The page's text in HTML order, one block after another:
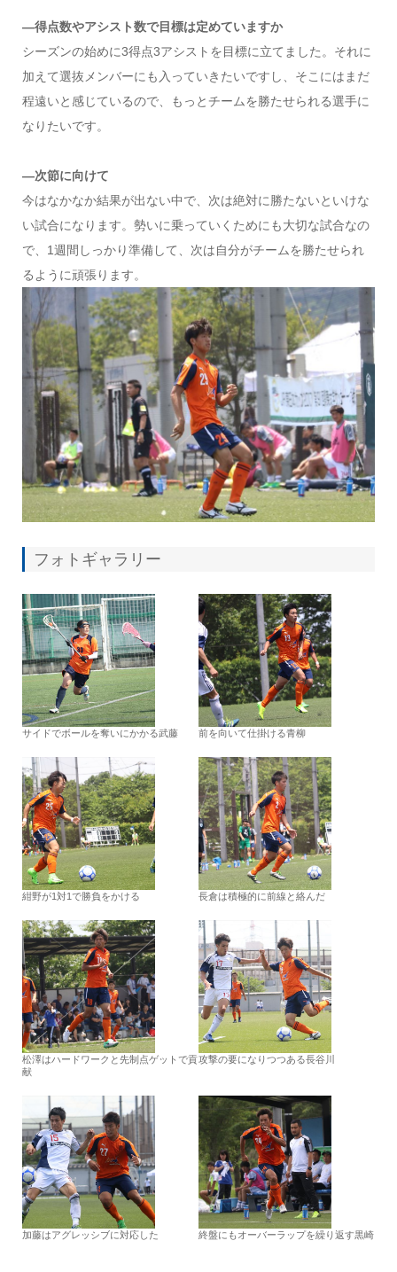
―得点数やアシスト数で目標は定めていますか
シーズンの始めに3得点3アシストを目標に立てました。それに
加えて選抜メンバーにも入っていきたいですし、そこにはまだ
程遠いと感じているので、もっとチームを勝たせられる選手に
なりたいです。
―次節に向けて
今はなかなか結果が出ない中で、次は絶対に勝たないといけな
い試合になります。勢いに乗っていくためにも大切な試合なの
で、1週間しっかり準備して、次は自分がチームを勝たせられ
るように頑張ります。
フォトギャラリー
サイドでボールを奪いにかかる武藤 前を向いて仕掛ける青柳
紺野が1対1で勝負をかける 長倉は積極的に前線と絡んだ
松澤はハードワークと先制点ゲットで貢
献
攻撃の要になりつつある長谷川
加藤はアグレッシブに対応した 終盤にもオーバーラップを繰り返す黒崎